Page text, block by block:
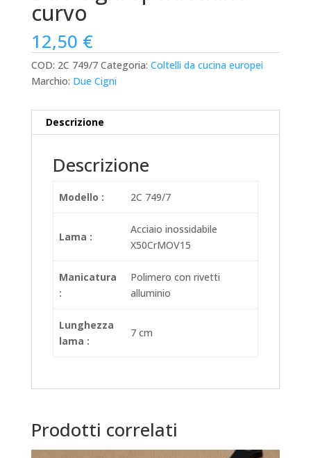
curvo
12,50 €
COD: 2C 749/7 Categoria: Coltelli da cucina europei
Marchio: Due Cigni
Descrizione
Descrizione
Modello : 2C 749/7
Lama :
Acciaio inossidabile
X50CrMOV15
Manicatura
:
Polimero con rivetti
alluminio
Lunghezza
lama :
7 cm
Prodotti correlati